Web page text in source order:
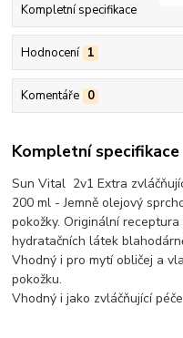
Kompletní specifikace
Hodnocení 1
Komentáře 0
Kompletní specifikace
Sun Vital 2v1 Extra
200 ml - Jemně olejový
pokožky. Originální
hydratačních látek
Vhodný i pro mytí obličej a
pokožku.
Vhodný i jako zvláčňující